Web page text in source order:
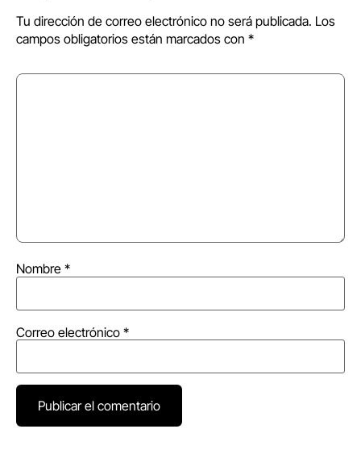
Tu dirección de correo electrónico no será publicada. Los
campos obligatorios están marcados con *
Nombre *
Correo electrónico *